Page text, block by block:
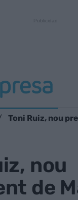
Toni Ruiz, nou
nou
de